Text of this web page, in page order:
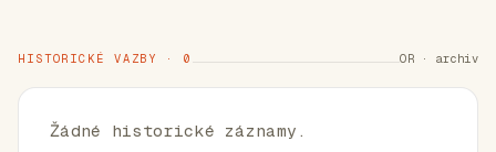
HISTORICKÉ VAZBY · 0 OR · archiv
Žádné historické záznamy.